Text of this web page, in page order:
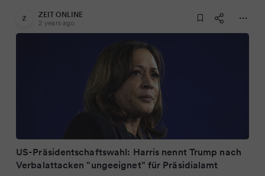
ZEIT ONLINE
2 years ago
US-Präsidentschaftswahl: Harris nennt Trump nach
Verbalattacken "ungeeignet" für Präsidialamt